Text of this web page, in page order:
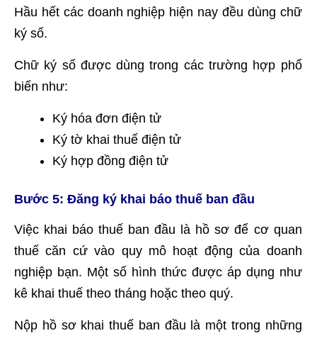
Hầu hết các doanh nghiệp hiện nay đều dùng chữ
ký số.
Chữ ký số được dùng trong các trường hợp phổ
biến như:
Ký hóa đơn điện tử
Ký tờ khai thuế điện tử
Ký hợp đồng điện tử
Bước 5: Đăng ký khai báo thuế ban đầu
Việc khai báo thuế ban đầu là hồ sơ để cơ quan
thuế căn cứ vào quy mô hoạt động của doanh
nghiệp bạn. Một số hình thức được áp dụng như
kê khai thuế theo tháng hoặc theo quý.
Nộp hồ sơ khai thuế ban đầu là một trong những